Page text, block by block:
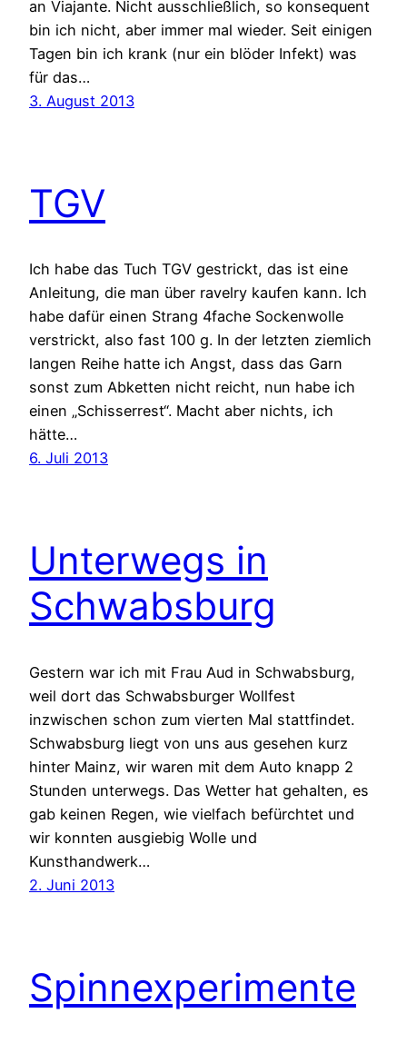
an Viajante. Nicht ausschließlich, so konsequent
bin ich nicht, aber immer mal wieder. Seit einigen
Tagen bin ich krank (nur ein blöder Infekt) was
für das…
3. August 2013
TGV
Ich habe das Tuch TGV gestrickt, das ist eine
Anleitung, die man über ravelry kaufen kann. Ich
habe dafür einen Strang 4fache Sockenwolle
verstrickt, also fast 100 g. In der letzten ziemlich
langen Reihe hatte ich Angst, dass das Garn
sonst zum Abketten nicht reicht, nun habe ich
einen „Schisserrest“. Macht aber nichts, ich
hätte…
6. Juli 2013
Unterwegs in
Schwabsburg
Gestern war ich mit Frau Aud in Schwabsburg,
weil dort das Schwabsburger Wollfest
inzwischen schon zum vierten Mal stattfindet.
Schwabsburg liegt von uns aus gesehen kurz
hinter Mainz, wir waren mit dem Auto knapp 2
Stunden unterwegs. Das Wetter hat gehalten, es
gab keinen Regen, wie vielfach befürchtet und
wir konnten ausgiebig Wolle und
Kunsthandwerk…
2. Juni 2013
Spinnexperimente